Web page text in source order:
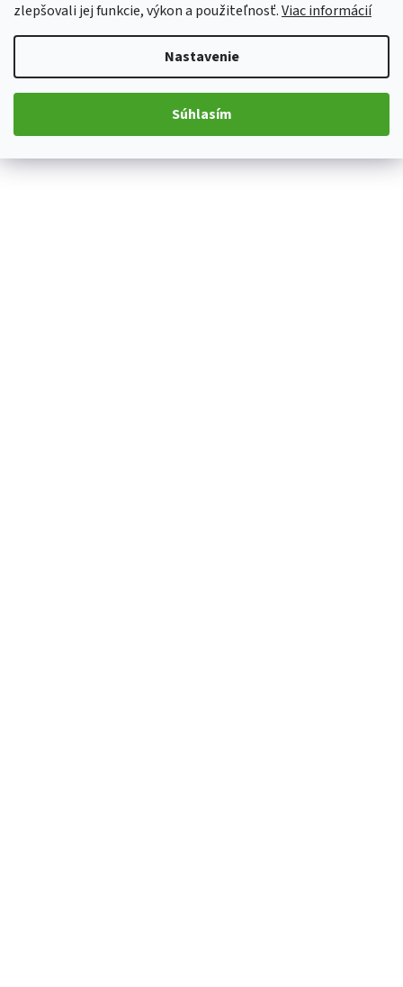
zlepšovali jej funkcie, výkon a použiteľnosť.Viac informácií
Nastavenie
Súhlasím